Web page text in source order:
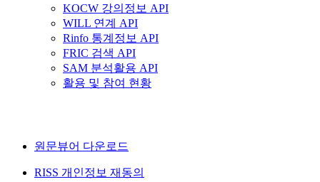
KOCW 강의정보 API
WILL 연계 API
Rinfo 통계정보 API
FRIC 검색 API
SAM 분석활용 API
활용 및 참여 현황
원문뷰어 다운로드
RISS 개인정보 재동의